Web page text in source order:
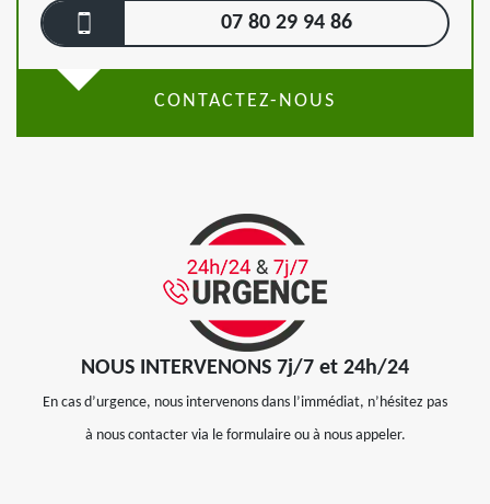
07 80 29 94 86
CONTACTEZ-NOUS
NOUS INTERVENONS 7j/7 et 24h/24
En cas d’urgence, nous intervenons dans l’immédiat, n’hésitez pas
à nous contacter via le formulaire ou à nous appeler.